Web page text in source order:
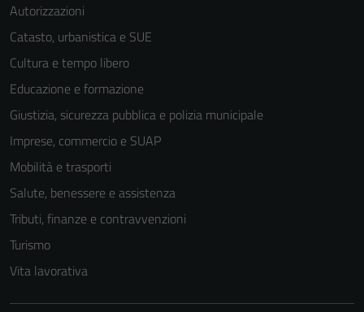
Autorizzazioni
Catasto, urbanistica e SUE
Cultura e tempo libero
Educazione e formazione
Giustizia, sicurezza pubblica e polizia municipale
Imprese, commercio e SUAP
Mobilità e trasporti
Salute, benessere e assistenza
Tributi, finanze e contravvenzioni
Turismo
Vita lavorativa